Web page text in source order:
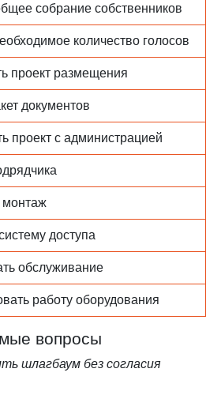
собрание собственников
количество голосов
проект размещения
документов
проект с администрацией
монтаж
доступа
обслуживание
работу оборудования
вопросы
шлагбаум без согласия